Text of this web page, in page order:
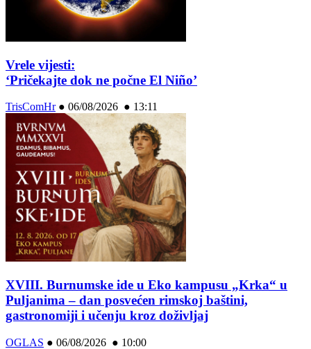
Vrele vijesti:
‘Pričekajte dok ne počne El Niño’
TrisComHr● 06/08/2026 ● 13:11
XVIII. Burnumske ide u Eko kampusu „Krka“ u
Puljanima – dan posvećen rimskoj baštini,
gastronomiji i učenju kroz doživljaj
OGLAS ● 06/08/2026 ● 10:00